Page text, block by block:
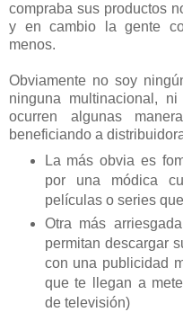
compraba sus productos
y en cambio la gente
menos.
Obviamente no soy
ninguna multinacional,
ocurren algunas
beneficiando a
La más obvia es
por una módica
películas o series
Otra más
permitan descargar
con una publicidad
que te llegan a
de televisión)